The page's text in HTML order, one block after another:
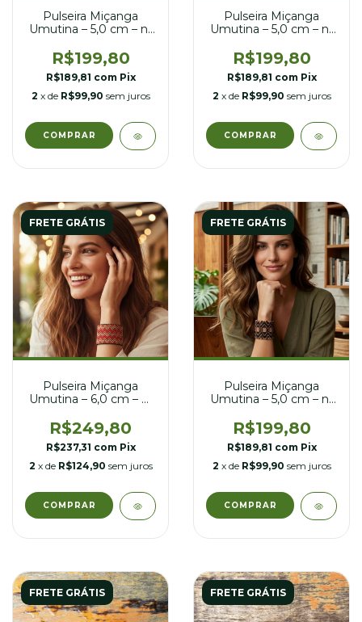
Pulseira Miçanga
Umutina – 5,0 cm – nº
R$199,80
R$189,81 com Pix
2 x de R$99,90 sem juros
Pulseira Miçanga
Umutina – 5,0 cm – nº
R$199,80
R$189,81 com Pix
2 x de R$99,90 sem juros
FRETE GRÁTIS
Pulseira Miçanga
Umutina – 6,0 cm – nº
R$249,80
R$237,31 com Pix
2 x de R$124,90 sem juros
FRETE GRÁTIS
Pulseira Miçanga
Umutina – 5,0 cm – nº
R$199,80
R$189,81 com Pix
2 x de R$99,90 sem juros
FRETE GRÁTIS FRETE GRÁTIS